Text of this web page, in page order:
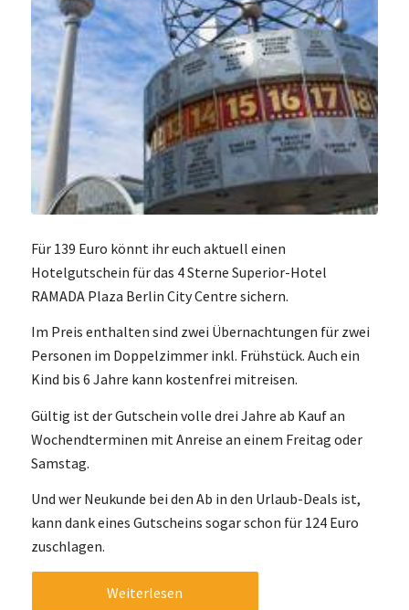
Für 139 Euro könnt ihr euch aktuell einen
Hotelgutschein für das 4 Sterne Superior-Hotel
RAMADA Plaza Berlin City Centre sichern.
Im Preis enthalten sind zwei Übernachtungen für zwei
Personen im Doppelzimmer inkl. Frühstück. Auch ein
Kind bis 6 Jahre kann kostenfrei mitreisen.
Gültig ist der Gutschein volle drei Jahre ab Kauf an
Wochendterminen mit Anreise an einem Freitag oder
Samstag.
Und wer Neukunde bei den Ab in den Urlaub-Deals ist,
kann dank eines Gutscheins sogar schon für 124 Euro
zuschlagen.
Weiterlesen